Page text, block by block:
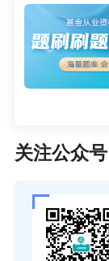
关注公众号